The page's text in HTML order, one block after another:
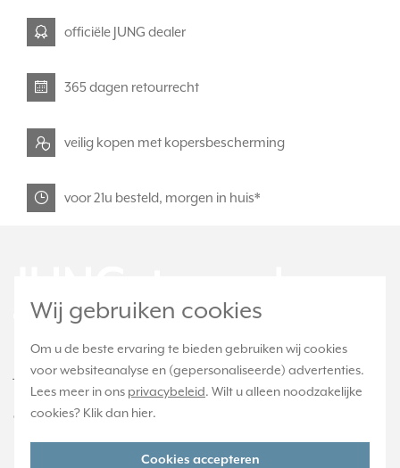
Wij gebruiken cookies
Om u de beste ervaring te bieden gebruiken wij cookies
voor websiteanalyse en (gepersonaliseerde) advertenties.
Lees meer in ons privacybeleid. Wilt u alleen noodzakelijke
cookies? Klik dan hier.
Cookies accepteren
officiële JUNG dealer
365 dagen retourrecht
veilig kopen met kopersbescherming
voor 21u besteld, morgen in huis*
JUNGstore.nl is onderdeel van e-Stores
International B.V. en geen webwinkel of
onderdeel van Albrecht JUNG GMBH & CO. KG.
088 28 29 370